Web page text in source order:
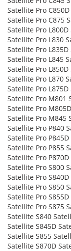
Satellite Pro
Satellite Pro C875
Satellite Pro
Satellite Pro L830
Satellite Pro
Satellite Pro L845
Satellite Pro
Satellite Pro L870
Satellite Pro
Satellite Pro M801
Satellite Pro
Satellite Pro M845
Satellite Pro P840
Satellite Pro
Satellite Pro P855
Satellite Pro
Satellite Pro S800
Satellite Pro
Satellite Pro S850
Satellite Pro
Satellite Pro S875
Satellite S840
Satellite S845D
Satellite S855
Satellite S870D